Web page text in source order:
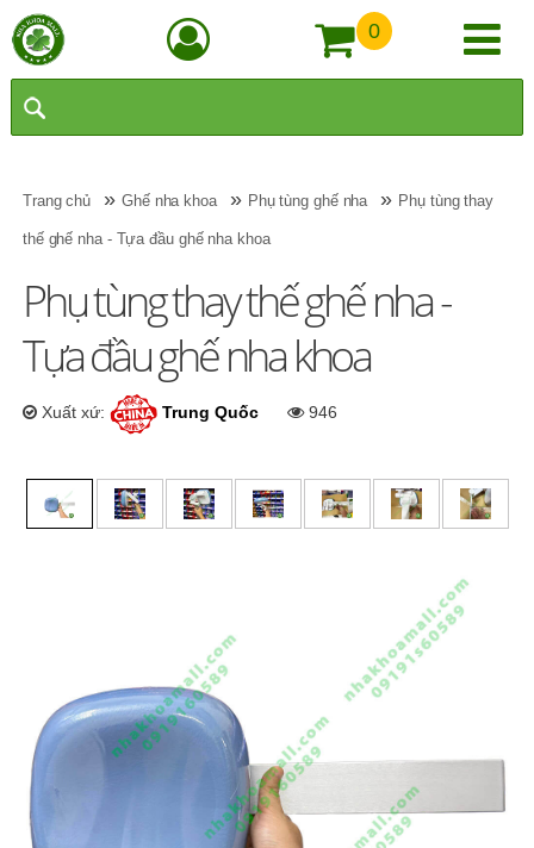
0
Trang chủ »Ghế nha khoa » Phụ tùng ghế nha » Phụ tùng thay
thế ghế nha - Tựa đầu ghế nha khoa
Phụ tùng thay thế ghế nha -
Tựa đầu ghế nha khoa
Xuất xứ: Trung Quốc 946